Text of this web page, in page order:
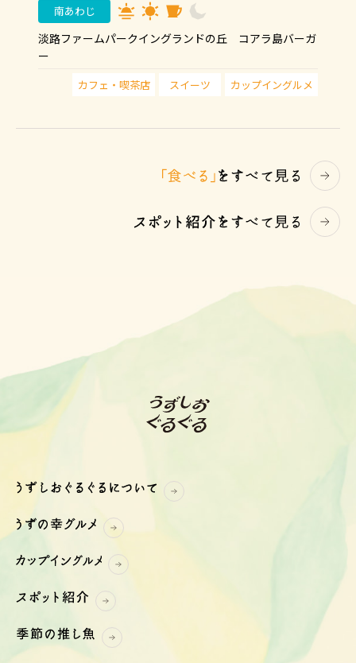
南あわじ
淡路ファームパークイングランドの丘 コアラ島バーガ
ー
カフェ・喫茶店 スイーツ カップイングルメ